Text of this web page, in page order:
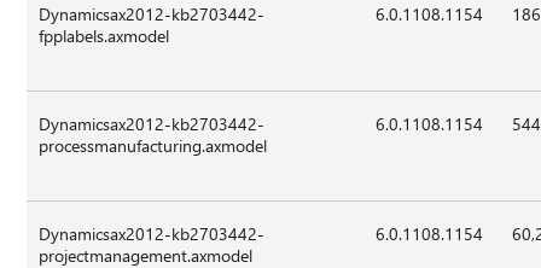
Dynamicsax2012-kb2703442-
fpplabels.axmodel
6.0.1108.1154
Dynamicsax2012-kb2703442-
processmanufacturing.axmodel
6.0.1108.1154
Dynamicsax2012-kb2703442-
projectmanagement.axmodel
6.0.1108.1154